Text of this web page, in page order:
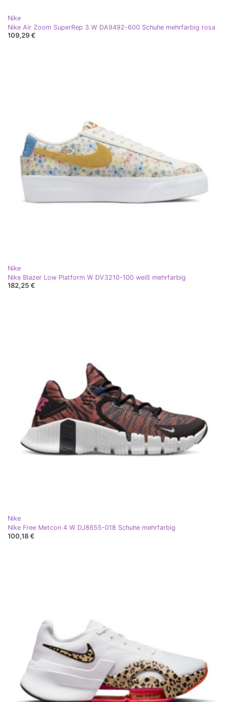
Nike
Nike Air Zoom SuperRep 3 W DA9492-600 Schuhe mehrfarbig rosa
109,29 €
Nike
Nike Blazer Low Platform W DV3210-100 weiß mehrfarbig
182,25 €
Nike
Nike Free Metcon 4 W DJ8655-018 Schuhe mehrfarbig
100,18 €